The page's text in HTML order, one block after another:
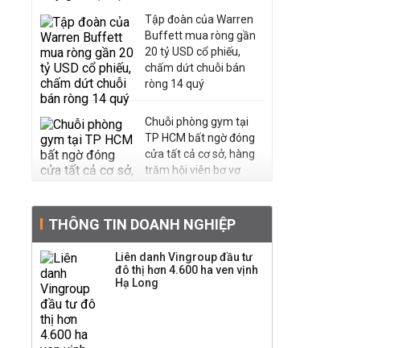
Tập đoàn của Warren
Buffett mua ròng gần
20 tỷ USD cổ phiếu,
chấm dứt chuỗi bán
ròng 14 quý
Chuỗi phòng gym tại
TP HCM bất ngờ đóng
cửa tất cả cơ sở, hàng
trăm hội viên bơ vơ
tiếng đứng sau tiệm
vàng Mi Hồng: Từ phụ
xe, sửa đồ điện tử cũ
đến gây dựng thương
hiệu hơn 35 năm tuổi
THÔNG TIN DOANH NGHIỆP
Liên danh Vingroup đầu tư
đô thị hơn 4.600 ha ven vịnh
Hạ Long